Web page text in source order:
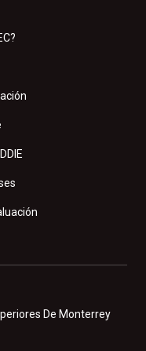
De Monterrey